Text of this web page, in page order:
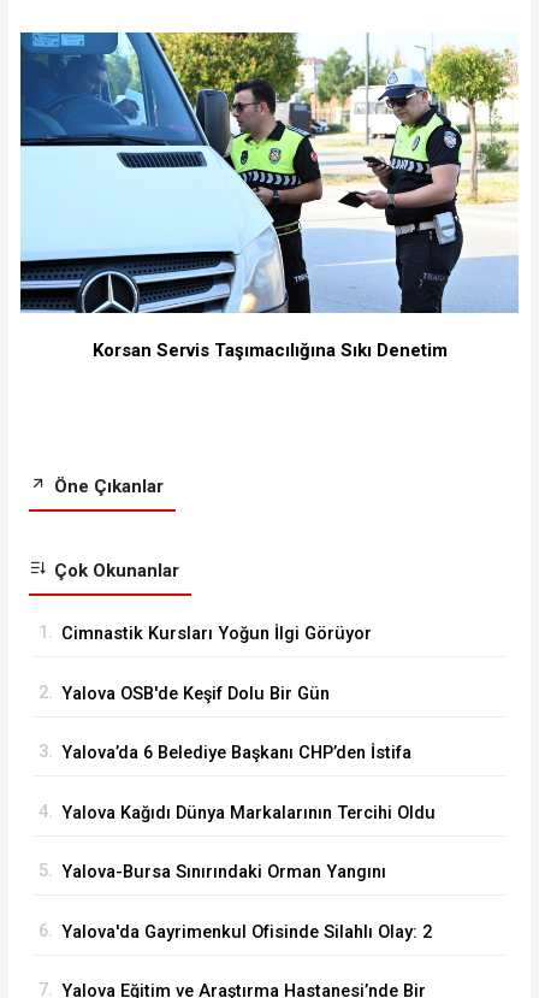
Korsan Servis Taşımacılığına Sıkı Denetim
Öne Çıkanlar
Çok Okunanlar
1. Cimnastik Kursları Yoğun İlgi Görüyor
2. Yalova OSB'de Keşif Dolu Bir Gün
3. Yalova’da 6 Belediye Başkanı CHP’den İstifa
4. Yalova Kağıdı Dünya Markalarının Tercihi Oldu
5. Yalova-Bursa Sınırındaki Orman Yangını
6. Yalova'da Gayrimenkul Ofisinde Silahlı Olay: 2
7. Yalova Eğitim ve Araştırma Hastanesi’nde Bir